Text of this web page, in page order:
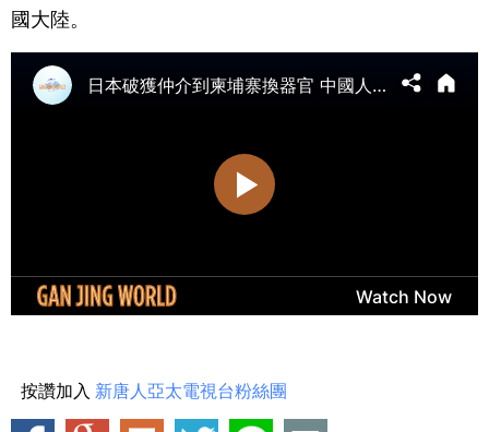
國大陸。
按讚加入 新唐人亞太電視台粉絲團